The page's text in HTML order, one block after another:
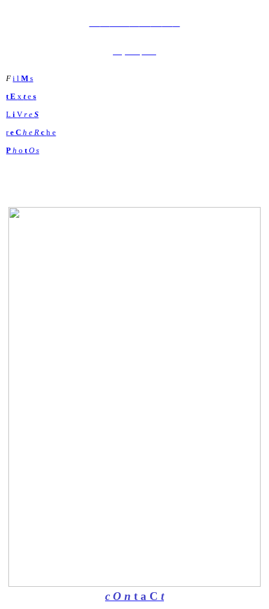
F i lM s
t Extes
LiVr eS
re Ch e Rch e
P h ot O s
c O n t a C t